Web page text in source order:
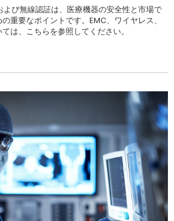
よび無線認証は、医療機器の安全性と市場で
重要なポイントです。EMC、ワイヤレス、
は、こちらを参照してください。